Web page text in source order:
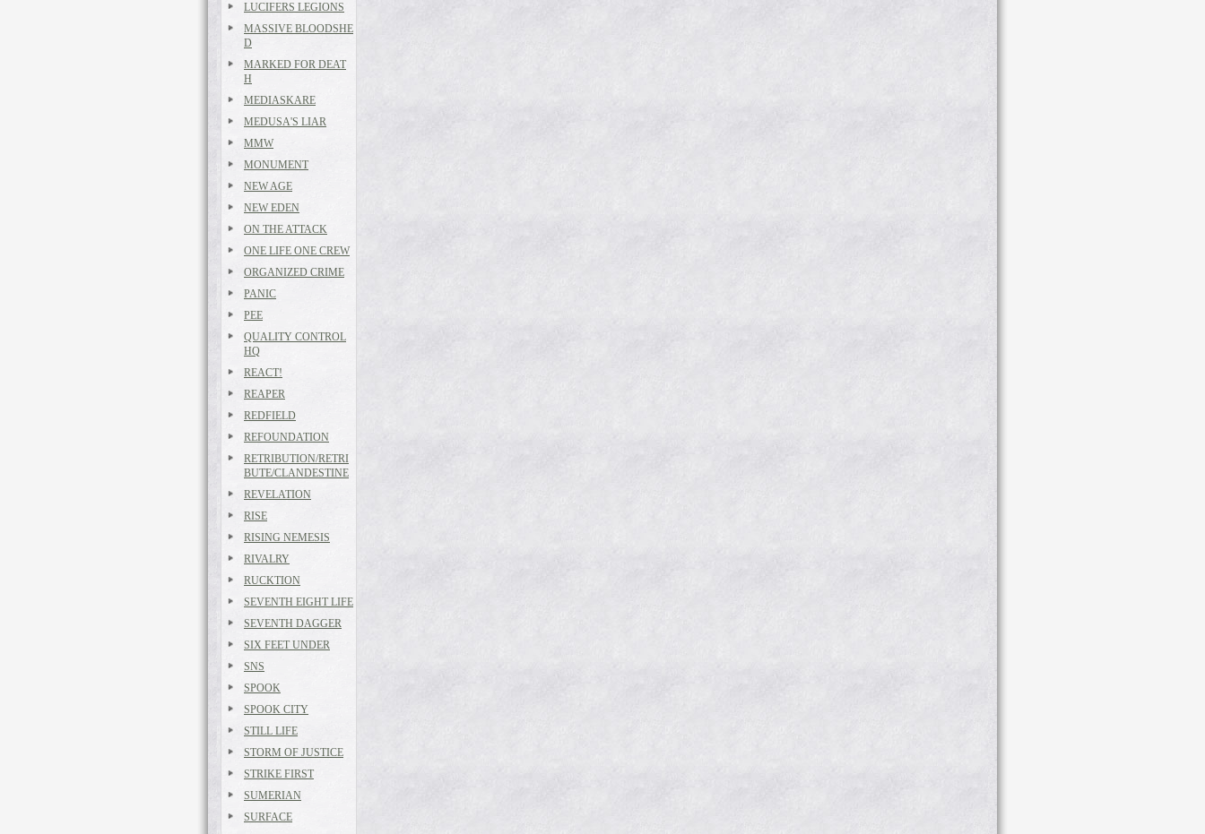
LUCIFERS LEGIONS
MASSIVE BLOODSHE
D
MARKED FOR DEAT
H
MEDIASKARE
MEDUSA'S LIAR
MMW
MONUMENT
NEW AGE
NEW EDEN
ON THE ATTACK
ONE LIFE ONE CREW
ORGANIZED CRIME
PANIC
PEE
QUALITY CONTROL
HQ
REACT!
REAPER
REDFIELD
REFOUNDATION
RETRIBUTION/RETRI
BUTE/CLANDESTINE
REVELATION
RISE
RISING NEMESIS
RIVALRY
RUCKTION
SEVENTH EIGHT LIFE
SEVENTH DAGGER
SIX FEET UNDER
SNS
SPOOK
SPOOK CITY
STILL LIFE
STORM OF JUSTICE
STRIKE FIRST
SUMERIAN
SURFACE